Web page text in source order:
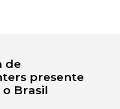
de
presente
Brasil